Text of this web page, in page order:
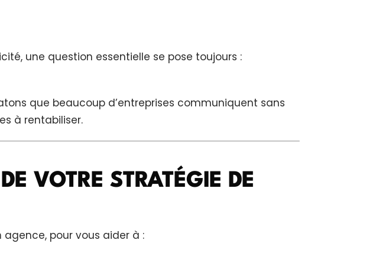
une question essentielle se pose toujours :
que beaucoup d’entreprises communiquent sans
à rentabiliser.
VOTRE STRATÉGIE DE
agence, pour vous aider à :